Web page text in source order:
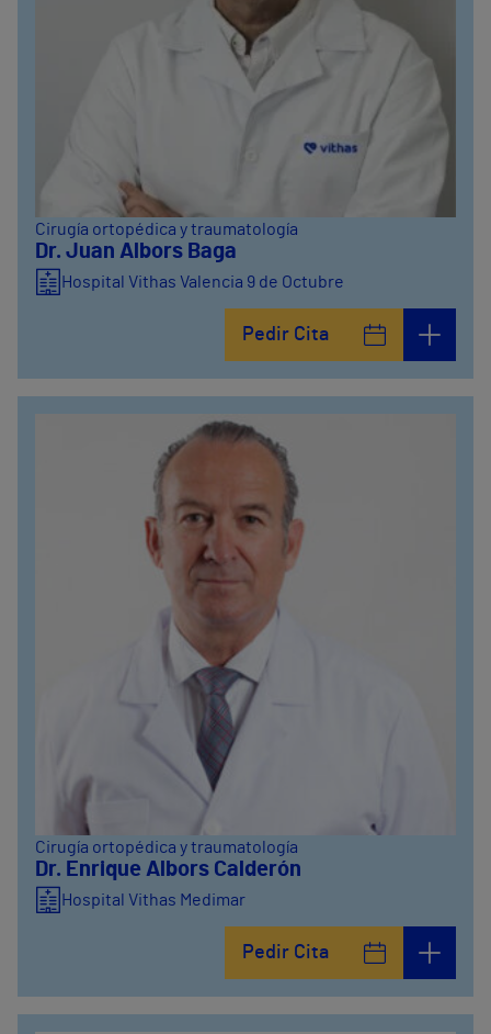
Cirugía ortopédica y traumatología
Dr. Juan Albors Baga
Hospital Vithas Valencia 9 de Octubre
Pedir Cita
Cirugía ortopédica y traumatología
Dr. Enrique Albors Calderón
Hospital Vithas Medimar
Pedir Cita